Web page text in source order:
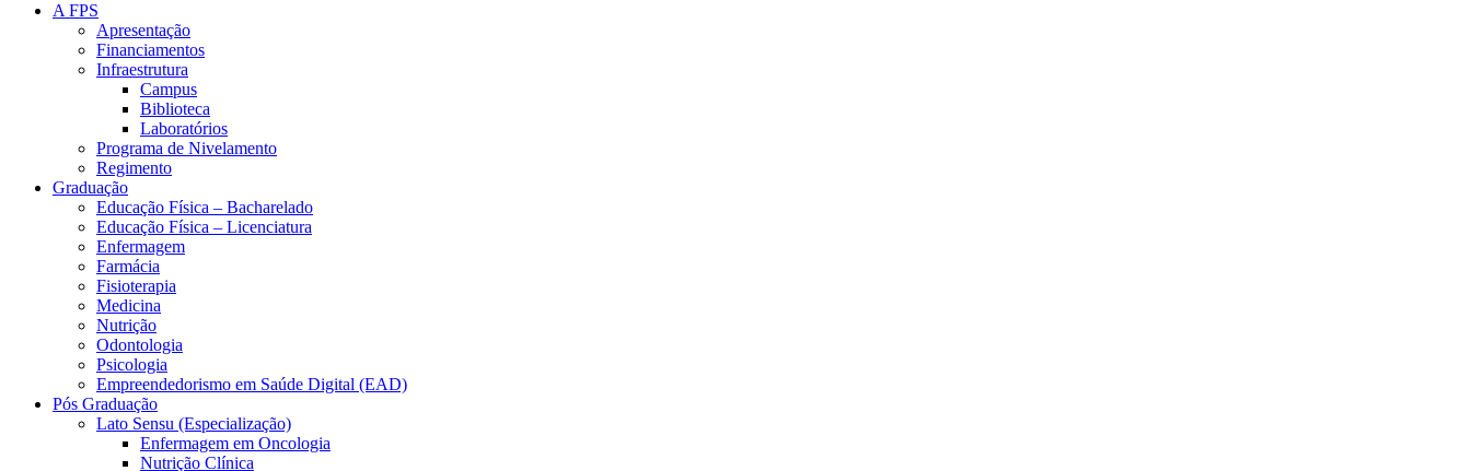
A FPS
Apresentação
Financiamentos
Infraestrutura
Campus
Biblioteca
Laboratórios
Programa de Nivelamento
Regimento
Graduação
Educação Física – Bacharelado
Educação Física – Licenciatura
Enfermagem
Farmácia
Fisioterapia
Medicina
Nutrição
Odontologia
Psicologia
Empreendedorismo em Saúde Digital (EAD)
Pós Graduação
Lato Sensu (Especialização)
Enfermagem em Oncologia
Nutrição Clínica